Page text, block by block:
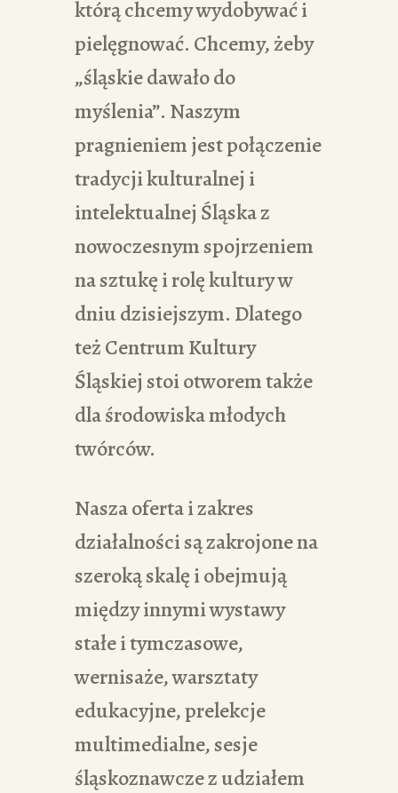
którą chcemy wydobywać i
pielęgnować. Chcemy, żeby
„śląskie dawało do
myślenia”. Naszym
pragnieniem jest połączenie
tradycji kulturalnej i
intelektualnej Śląska z
nowoczesnym spojrzeniem
na sztukę i rolę kultury w
dniu dzisiejszym. Dlatego
też Centrum Kultury
Śląskiej stoi otworem także
dla środowiska młodych
twórców.
Nasza oferta i zakres
działalności są zakrojone na
szeroką skalę i obejmują
między innymi wystawy
stałe i tymczasowe,
wernisaże, warsztaty
edukacyjne, prelekcje
multimedialne, sesje
śląskoznawcze z udziałem